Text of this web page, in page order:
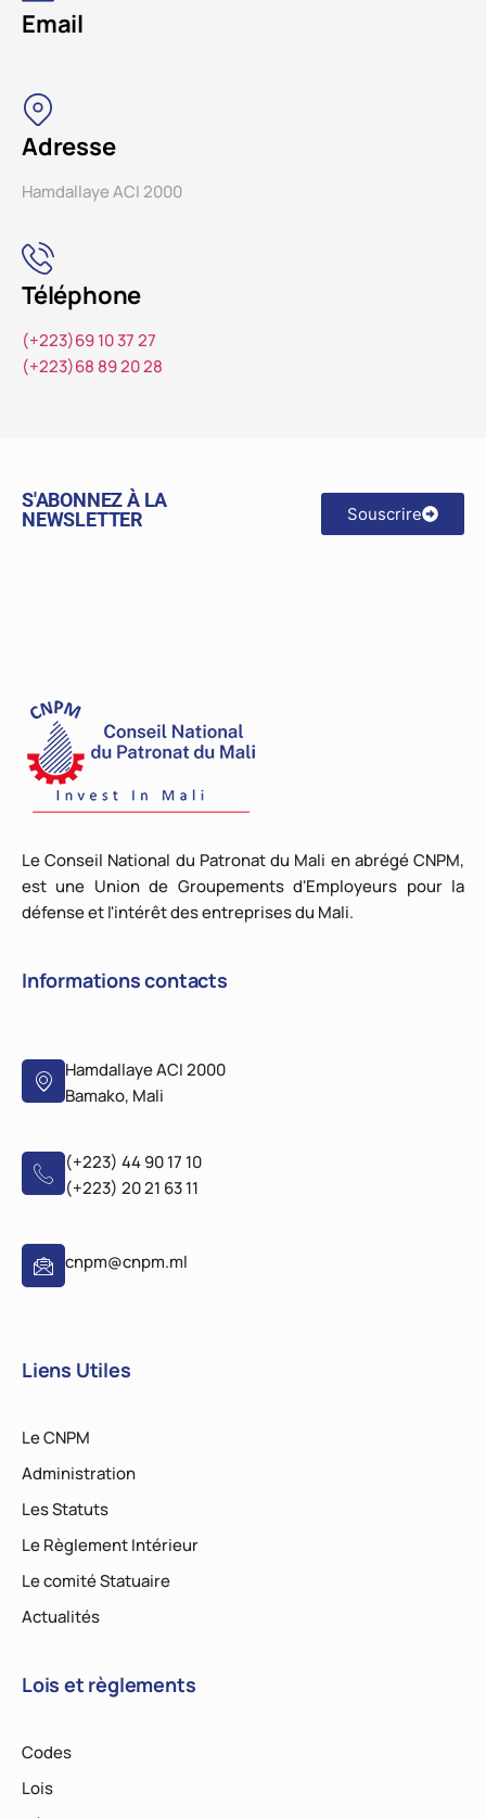
Email
Adresse
Hamdallaye ACI 2000
Téléphone
(+223)69 10 37 27
(+223)68 89 20 28
S'ABONNEZ À LA
NEWSLETTER
Souscrire
Le Conseil National du Patronat du Mali en abrégé CNPM,
est une Union de Groupements d'Employeurs pour la
défense et l'intérêt des entreprises du Mali.
Informations contacts
Hamdallaye ACI 2000
Bamako, Mali
(+223) 44 90 17 10
(+223) 20 21 63 11
cnpm@cnpm.ml
Liens Utiles
Le CNPM
Administration
Les Statuts
Le Règlement Intérieur
Le comité Statuaire
Actualités
Lois et règlements
Codes
Lois